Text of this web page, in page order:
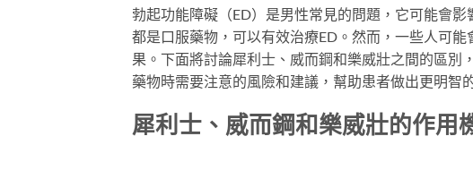
勃起功能障礙（ED）是男性常見的問題，它可能會
都是口服藥物，可以有效治療ED。然而，一些人可
果。下面將討論犀利士、威而鋼和樂威壯之間的區
藥物時需要注意的風險和建議，幫助患者做出更明智
犀利士、威而鋼和樂威壯的作用